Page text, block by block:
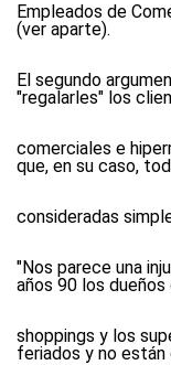
Empleados de
(ver aparte).
El segundo
"regalarles" los
comerciales e
que, en su caso,
consideradas
"Nos parece una
años 90 los
shoppings y los
feriados y no están